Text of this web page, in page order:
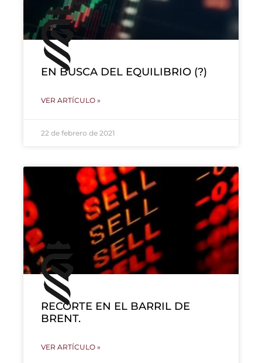
EN BUSCA DEL EQUILIBRIO (?)
VER ARTÍCULO »
22 de febrero de 2021
RECORTE EN EL BARRIL DE
BRENT.
VER ARTÍCULO »